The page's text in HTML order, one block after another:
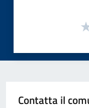
Contatta il